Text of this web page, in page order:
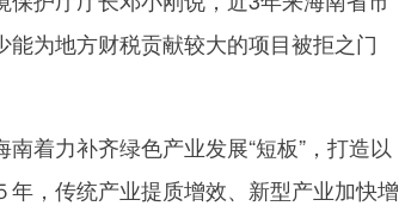
为地方财税贡献较大的项目被拒之门
力补齐绿色产业发展“短板”，打造以
，传统产业提质增效、新型产业加快增